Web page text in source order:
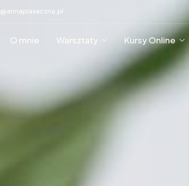
O mnie Warsztaty Kursy Online